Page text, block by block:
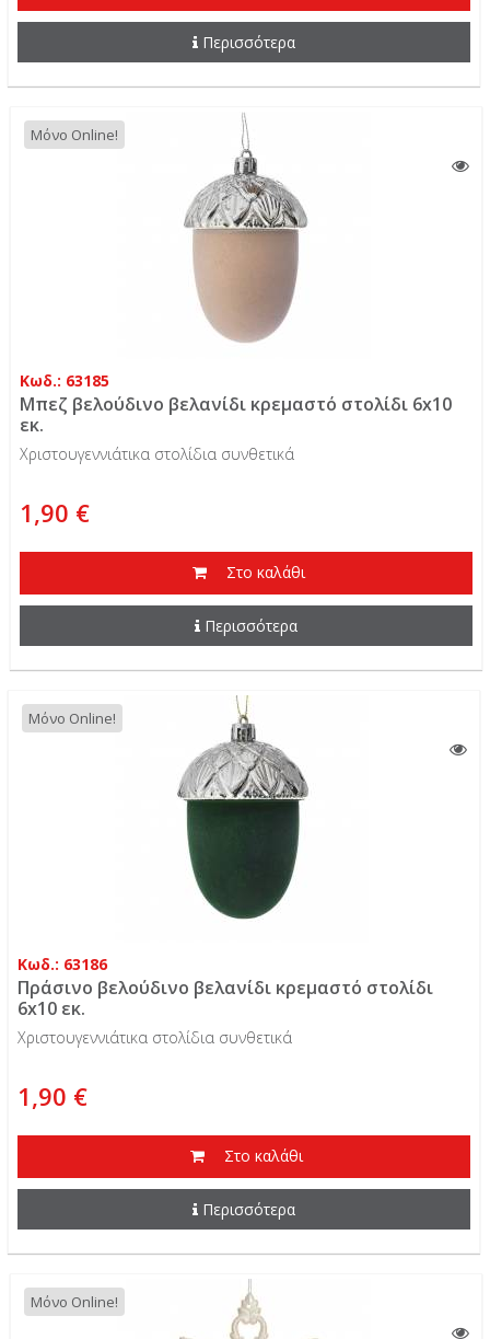
Περισσότερα
Μόνο Online!
Κωδ.: 63185
Μπεζ βελούδινο βελανίδι κρεμαστό στολίδι 6x10
εκ.
Χριστουγεννιάτικα στολίδια συνθετικά
1,90 €
Στο καλάθι
Περισσότερα
Μόνο Online!
Κωδ.: 63186
Πράσινο βελούδινο βελανίδι κρεμαστό στολίδι
6x10 εκ.
Χριστουγεννιάτικα στολίδια συνθετικά
1,90 €
Στο καλάθι
Περισσότερα
Μόνο Online!